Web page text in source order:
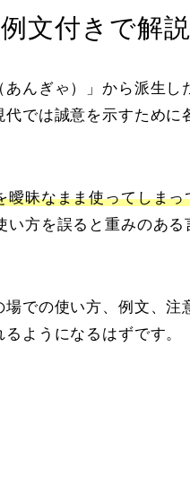
文付きで解説
んぎゃ）」から派生し
では誠意を示すために
曖昧なまま使ってしま
方を誤ると重みのある
での使い方、例文、注
ようになるはずです。